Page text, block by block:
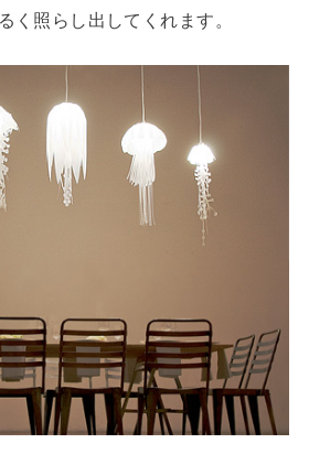
く照らし出してくれます。